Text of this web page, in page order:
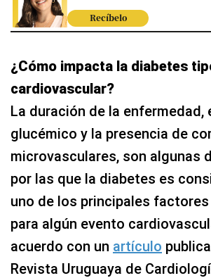
Recíbelo
¿Cómo impacta la diabetes
cardiovascular?
La duración de la enfermedad,
glucémico y la presencia de
microvasculares, son algunas
por las que la diabetes es
uno de los principales
para algún evento
acuerdo con un artículo
Revista Uruguaya de